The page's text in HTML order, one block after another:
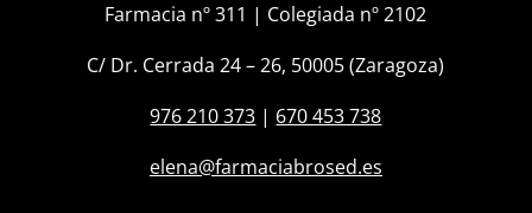
Farmacia nº 311 | Colegiada nº 2102
C/ Dr. Cerrada 24 – 26, 50005 (Zaragoza)
976 210 373 | 670 453 738
elena@farmaciabrosed.es